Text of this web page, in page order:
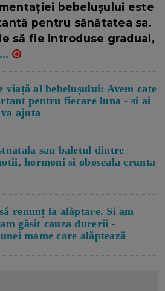
bebelușului este
pentru sănătatea sa.
să fie introduse gradual,
...
viață al bebelușului: Avem cate
pentru fiecare luna - si ai
va ajuta
sau baletul dintre
hormoni si oboseala crunta
renunț la alăptare. Si am
găsit cauza durerii -
mame care alăptează